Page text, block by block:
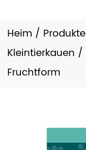
Heim / Produkte
Kleintierkauen /
Fruchtform